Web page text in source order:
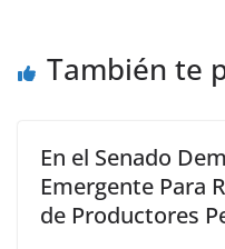
También te
En el Senado
Emergente Para
de Productores